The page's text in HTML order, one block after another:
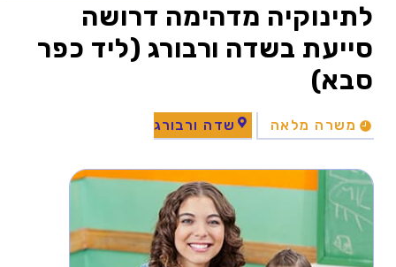
לתינוקיה מדהימה דרושה
סייעת בשדה ורבורג (ליד כפר
סבא)
משרה מלאה שדה ורבורג